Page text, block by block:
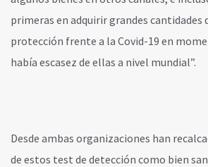
primeras en adquirir grandes cantidades
protección frente a la Covid-19 en
había escasez de ellas a nivel mundial”.
Desde ambas organizaciones han
de estos test de detección como bien